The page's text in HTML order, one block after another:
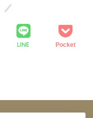
LINE Pocket